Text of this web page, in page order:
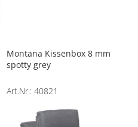
Montana Kissenbox 8 mm
spotty grey
Art.Nr.: 40821